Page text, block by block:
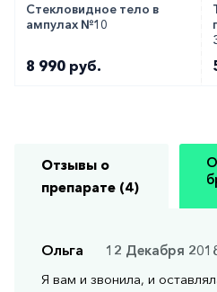
Стекловидное тело в
ампулах №10
8 990 руб.
Отзывы о
препарате (4)
Ольга
12 Декабря
Я вам и звонила, и